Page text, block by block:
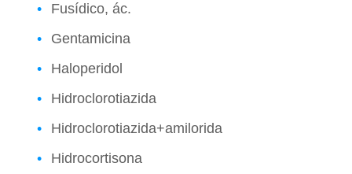
Fusídico, ác.
Gentamicina
Haloperidol
Hidroclorotiazida
Hidroclorotiazida+amilorida
Hidrocortisona